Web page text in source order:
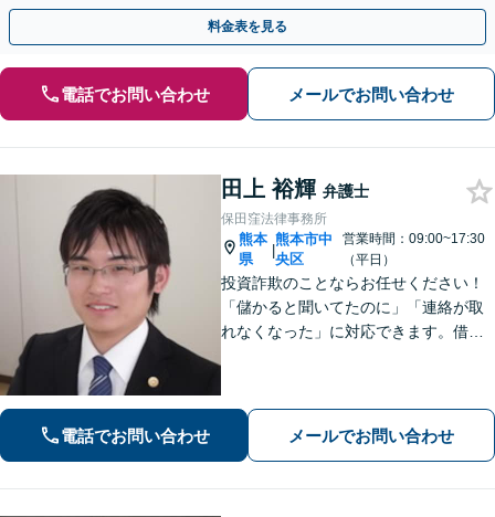
人の特定ができる場合もあり。
料金表を見る
電話でお問い合わせ メールでお問い合わせ
田上 裕輝 弁護士
保田窪法律事務所
熊本
県
|
熊本市中
央区
営業時間：09:00~17:30
（平日）
投資詐欺のことならお任せください！
「儲かると聞いてたのに」「連絡が取
れなくなった」に対応できます。借
電話でお問い合わせ メールでお問い合わせ